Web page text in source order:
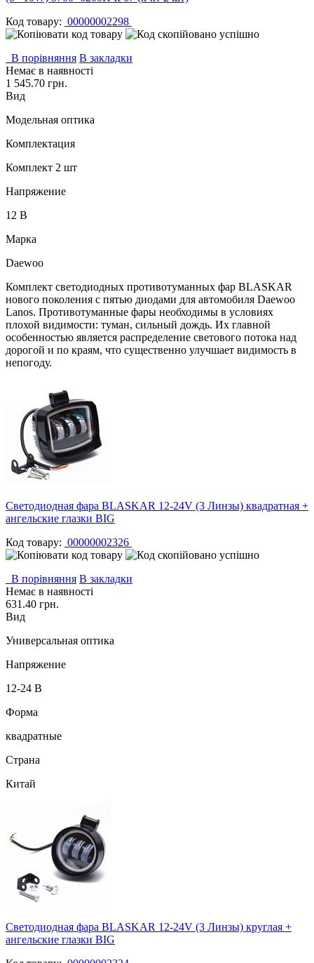
Код товару: 00000002298
В порівняння В закладки
Немає в наявності
1 545.70 грн.
Вид
Модельная оптика
Комплектация
Комплект 2 шт
Напряжение
12 В
Марка
Daewoo
Комплект светодиодных противотуманных фар BLASKAR
нового поколения с пятью диодами для автомобиля Daewoo
Lanos. Противотуманные фары необходимы в условиях
плохой видимости: туман, сильный дождь. Их главной
особенностью является распределение светового потока над
дорогой и по краям, что существенно улучшает видимость в
непогоду.
Светодиодная фара BLASKAR 12-24V (3 Линзы) квадратная +
ангельские глазки BIG
Код товару: 00000002326
В порівняння В закладки
Немає в наявності
631.40 грн.
Вид
Универсальная оптика
Напряжение
12-24 В
Форма
квадратные
Страна
Китай
Светодиодная фара BLASKAR 12-24V (3 Линзы) круглая +
ангельские глазки BIG